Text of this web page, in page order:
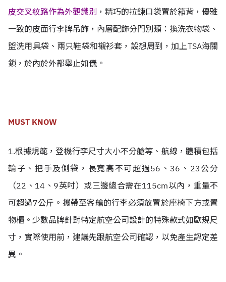
皮交叉紋路作為外觀識別 ，精巧的拉鍊口袋置於箱背，優雅
一致的皮面行李牌吊飾，內層配飾分門別類：換洗衣物袋、
盥洗用具袋、兩只鞋袋和襯衫套，設想周到，加上TSA海關
鎖，於內於外都舉止如儀。
MUST KNOW
1.根據規範，登機行李尺寸大小不分艙等、航線，體積包括
輪子、把手及側袋，長寬高不可超過56、 36、 23公分
（22、14、9英吋）或三邊總合需在115cm以內，重量不
可超過7公斤。攜帶至客艙的行李必須放置於座椅下方或置
物櫃。少數品牌針對特定航空公司設計的特殊款式如歐規尺
寸，實際使用前，建議先跟航空公司確認，以免產生認定差
異。